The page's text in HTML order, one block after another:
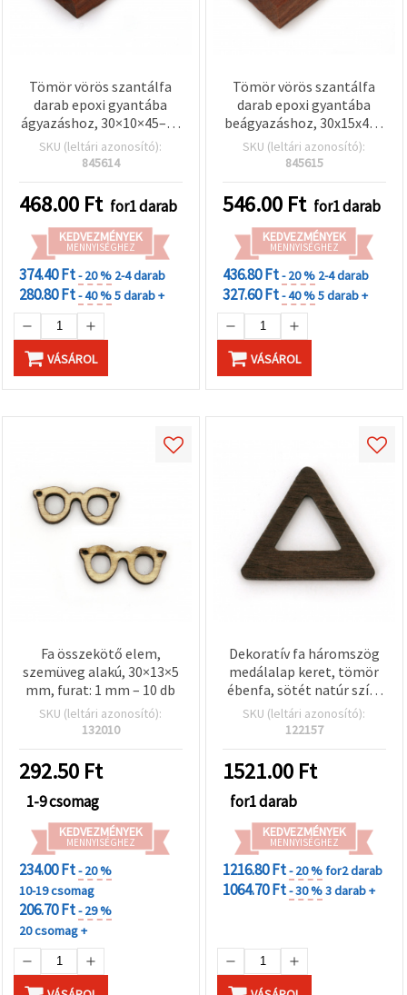
Tömör vörös szantálfa
darab epoxi gyantába
ágyazáshoz, 30×10×45–60
mm (vegyes)
SKU (leltári azonosító):
845614
468.00 Ft for1 darab
KEDVEZMÉNYEK
MENNYISÉGHEZ
374.40 Ft- 20 % 2-4 darab
280.80 Ft- 40 %5 darab +
VÁSÁROL
Tömör vörös szantálfa
darab epoxi gyantába
beágyazáshoz, 30x15x45–
60 mm
SKU (leltári azonosító):
845615
546.00 Ft for1 darab
KEDVEZMÉNYEK
MENNYISÉGHEZ
436.80 Ft- 20 % 2-4 darab
327.60 Ft- 40 %5 darab +
VÁSÁROL
Fa összekötő elem,
szemüveg alakú, 30×13×5
mm, furat: 1 mm – 10 db
SKU (leltári azonosító):
132010
292.50 Ft
1-9 csomag
KEDVEZMÉNYEK
MENNYISÉGHEZ
234.00 Ft- 20 %
10-19 csomag
206.70 Ft- 29 %
20 csomag +
Dekoratív fa háromszög
medálalap keret, tömör
ébenfa, sötét natúr szín,
24×21×3 mm
SKU (leltári azonosító):
122157
1521.00 Ft
for1 darab
KEDVEZMÉNYEK
MENNYISÉGHEZ
1216.80 Ft- 20 %for2 darab
1064.70 Ft- 30 %3 darab +